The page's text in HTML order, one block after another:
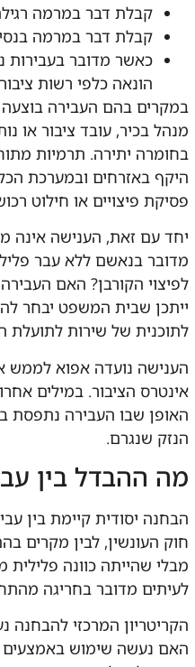
קבלת דבר במרמה
קבלת דבר במרמה
כאשר מדובר בעבירות
הונאה כלפי רשות
במקרים בהם העבירה בוצעה
מנהל בכיר, עובד ציבור או
בחומרה יתירה. תרמיות
היקף באזרחים ובמערכת
פסיקת פיצויים או חילוט
יחד עם זאת, הענישה אינה
מדובר בנאשם ללא עבר
לפיצוי הקורבן? האם
ייתכן שבית המשפט יבחר
לתוכנית של שירות לתועלת
הענישה נועדה אפוא לממש
אינטרס הציבור. במילים
האופן שבו העבירה
הנזק שנגרם.
מה ההבדל בין
הבחנה יסודית קיימת בין
חוק העונשין, לבין מקרים
מבלי שהייתה כוונה
לעיתים מדובר בחריגה
הקריטריון המרכזי להבחנה
האם נעשה שימוש באמצעים